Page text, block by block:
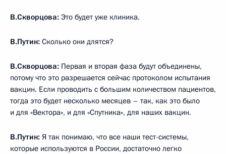
В.Скворцова: Это будет уже клиника.
В.Путин: Сколько они длятся?
В.Скворцова: Первая и вторая фаза будут объединены,
потому что это разрешается сейчас протоколом испытания
вакцин. Если проводить с большим количеством пациентов,
тогда это будет несколько месяцев – так, как это было
и для «Вектора», и для «Спутника», для наших вакцин.
В.Путин: Я так понимаю, что все наши тест-системы,
которые используются в России, достаточно легко